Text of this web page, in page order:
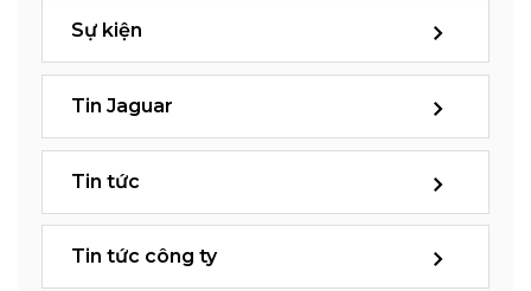
Sự kiện
Tin Jaguar
Tin tức
Tin tức công ty